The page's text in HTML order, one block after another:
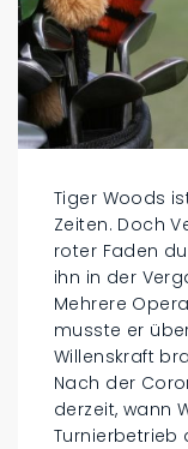
Tiger Woods
Zeiten. Doch
roter Faden
ihn in der
Mehrere
musste er
Willenskraft
Nach der
derzeit, wann
Turnierbetrieb